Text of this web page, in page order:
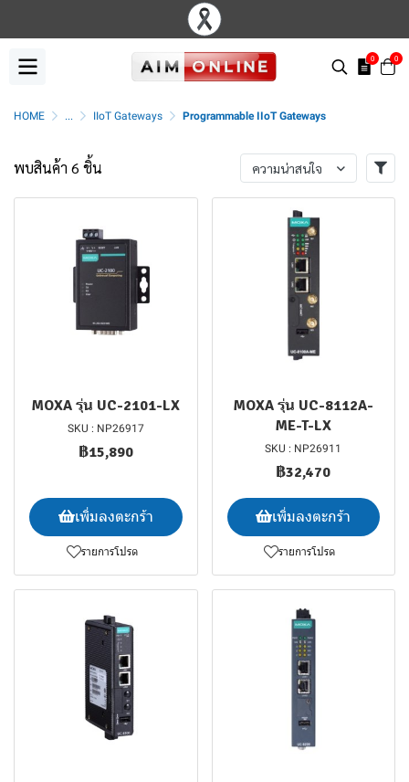
0 0
HOME ... IIoT Gateways Programmable IIoT Gateways
พบสินค้า 6 ชิ้น ความน่าสนใจ
MOXA รุ่น UC-2101-LX
SKU : NP26917
฿15,890
เพิ่มลงตะกร้า
รายการโปรด
MOXA รุ่น UC-8112A-
ME-T-LX
SKU : NP26911
฿32,470
เพิ่มลงตะกร้า
รายการโปรด